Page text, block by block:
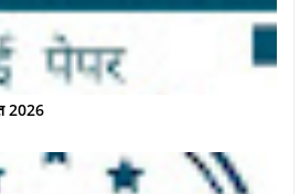
2026